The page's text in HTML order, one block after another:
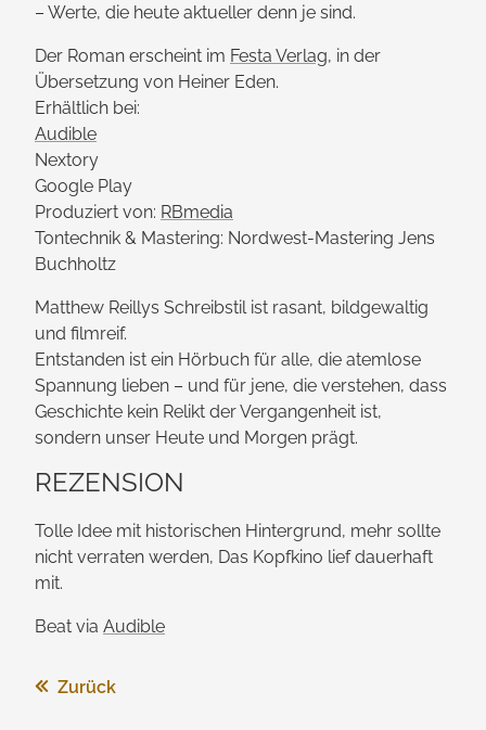
– Werte, die heute aktueller denn je sind.
Der Roman erscheint im Festa Verlag, in der
Übersetzung von Heiner Eden.
Erhältlich bei:
Audible
Nextory
Google Play
Produziert von: RBmedia
Tontechnik & Mastering: Nordwest-Mastering Jens
Buchholtz
Matthew Reillys Schreibstil ist rasant, bildgewaltig
und filmreif.
Entstanden ist ein Hörbuch für alle, die atemlose
Spannung lieben – und für jene, die verstehen, dass
Geschichte kein Relikt der Vergangen­heit ist,
sondern unser Heute und Morgen prägt.
REZENSION
Tolle Idee mit historischen Hintergrund, mehr sollte
nicht verraten werden, Das Kopfkino lief dauerhaft
mit.
Beat via Audible
Zurück